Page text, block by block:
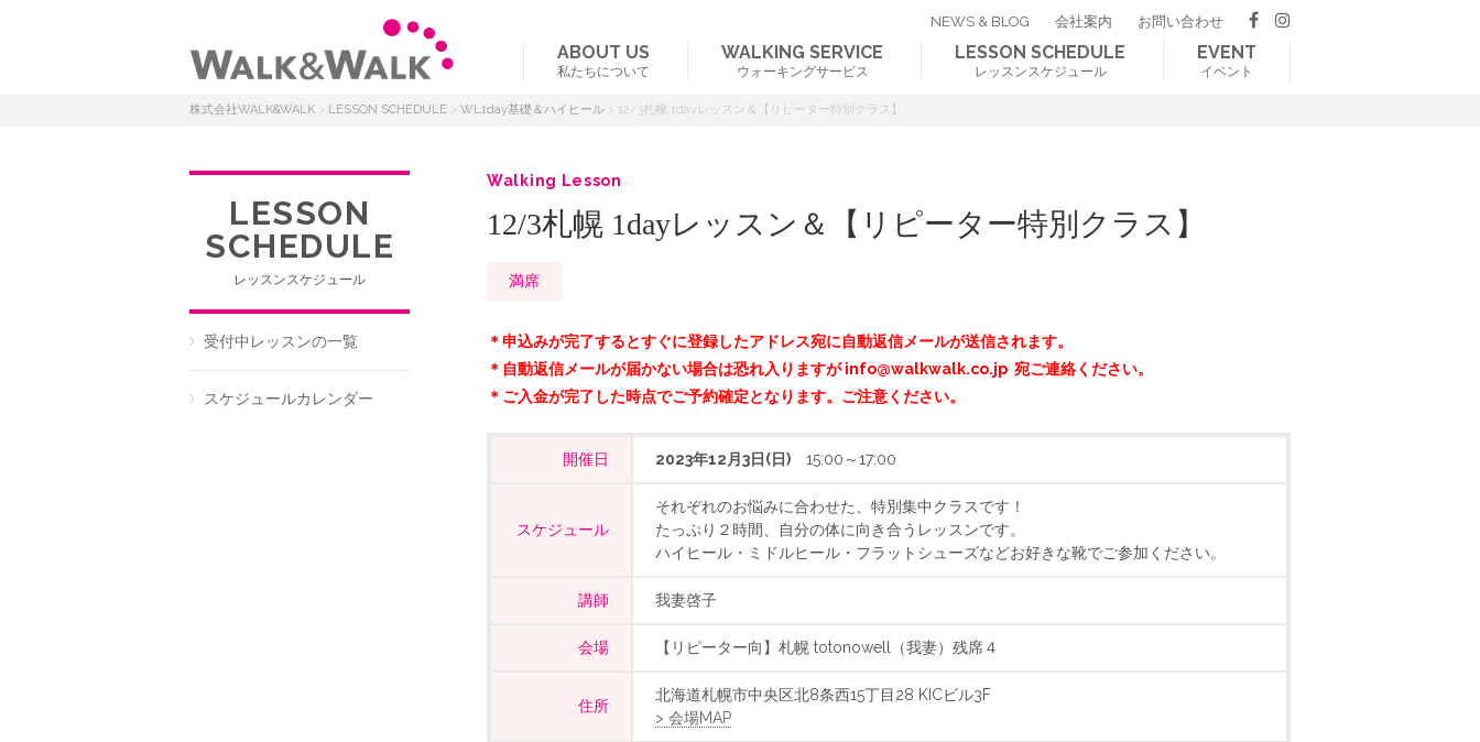
NEWS & BLOG 会社案内 お問い合わせ
ABOUT US
私たちについて
WALKING SERVICE
ウォーキングサービス
LESSON SCHEDULE
レッスンスケジュール
EVENT
イベント
株式会社WALK&WALK > LESSON SCHEDULE > WL1day基礎＆ハイヒール > 12/3札幌 1dayレッスン＆【リピーター特別クラス】
Walking Lesson
12/3札幌 1dayレッスン＆【リピーター特別クラス】
満席
＊申込みが完了するとすぐに登録したアドレス宛に自動返信メールが送信されます。
＊自動返信メールが届かない場合は恐れ入りますが info@walkwalk.co.jp 宛ご連絡ください。
＊ご入金が完了した時点でご予約確定となります。ご注意ください。
開催日 2023年12月3日(日) 15:00～17:00
スケジュール
それぞれのお悩みに合わせた、特別集中クラスです！
たっぷり２時間、自分の体に向き合うレッスンです。
ハイヒール・ミドルヒール・フラットシューズなどお好きな靴でご参加ください。
講師 我妻啓子
会場 【リピーター向】札幌 totonowell（我妻）残席４
住所
北海道札幌市中央区北8条西15丁目28 KICビル3F
> 会場MAP
LESSON
SCHEDULE
レッスンスケジュール
受付中レッスンの一覧
スケジュールカレンダー